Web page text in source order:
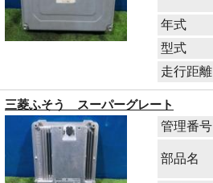
年式
型式
走行距離
三菱ふそう スーパーグレート
管理番号
部品名